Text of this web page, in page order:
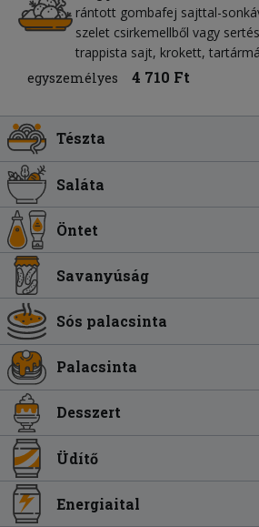
rántott gombafej sajttal-
szelet csirkemellből vagy
trappista sajt, krokett,
egyszemélyes
4 710 Ft
Tészta
Saláta
Öntet
Savanyúság
Sós palacsinta
Palacsinta
Desszert
Üdítő
Energiaital